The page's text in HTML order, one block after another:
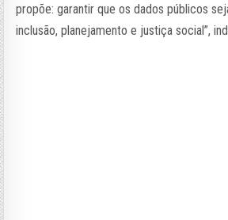
propõe: garantir que os dados públicos
inclusão, planejamento e justiça social”,